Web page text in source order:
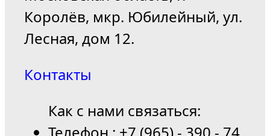
Королёв, мкр. Юбилейный, ул.
Лесная, дом 12.
Контакты
Как с нами связаться:
Телефон : +7 (965) - 390 - 74